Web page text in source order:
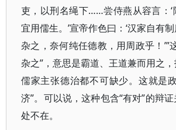
吏，以刑名绳下……尝侍燕从容言：‘
宜用儒生。’宣帝作色曰：‘汉家自有
杂之，奈何纯任德教，用周政乎！’”
杂之”，意思是霸道、王道兼而用之，
儒家主张德治都不可缺少。这就是
济”。可以说，这种包含“有对”的辩
处不在。